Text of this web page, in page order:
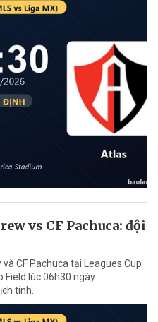
vs CF Pachuca: đội
CF Pachuca tại Leagues Cup
Field lúc 06h30 ngày
tính.